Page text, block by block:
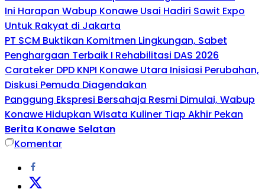
Ini Harapan Wabup Konawe Usai Hadiri Sawit Expo
Untuk Rakyat di Jakarta
PT SCM Buktikan Komitmen Lingkungan, Sabet
Penghargaan Terbaik I Rehabilitasi DAS 2026
Carateker DPD KNPI Konawe Utara Inisiasi Perubahan,
Diskusi Pemuda Diagendakan
Panggung Ekspresi Bersahaja Resmi Dimulai, Wabup
Konawe Hidupkan Wisata Kuliner Tiap Akhir Pekan
Berita Konawe Selatan
Komentar